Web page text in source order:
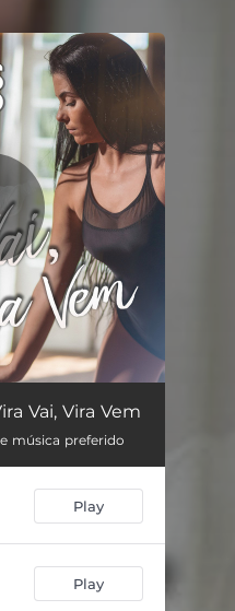
03:34
Vai, Vira Vem
música preferido
Play
Play